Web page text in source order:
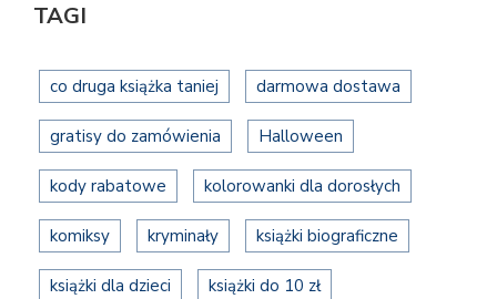
TAGI
co druga książka taniej darmowa dostawa
gratisy do zamówienia Halloween
kody rabatowe kolorowanki dla dorosłych
komiksy kryminały książki biograficzne
książki dla dzieci książki do 10 zł